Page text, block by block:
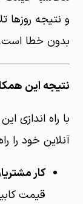
و نتیجه روزها
بدون خطا است.
نتیجه این
با راه اندازی
آنلاین خود را
کار
قیمت